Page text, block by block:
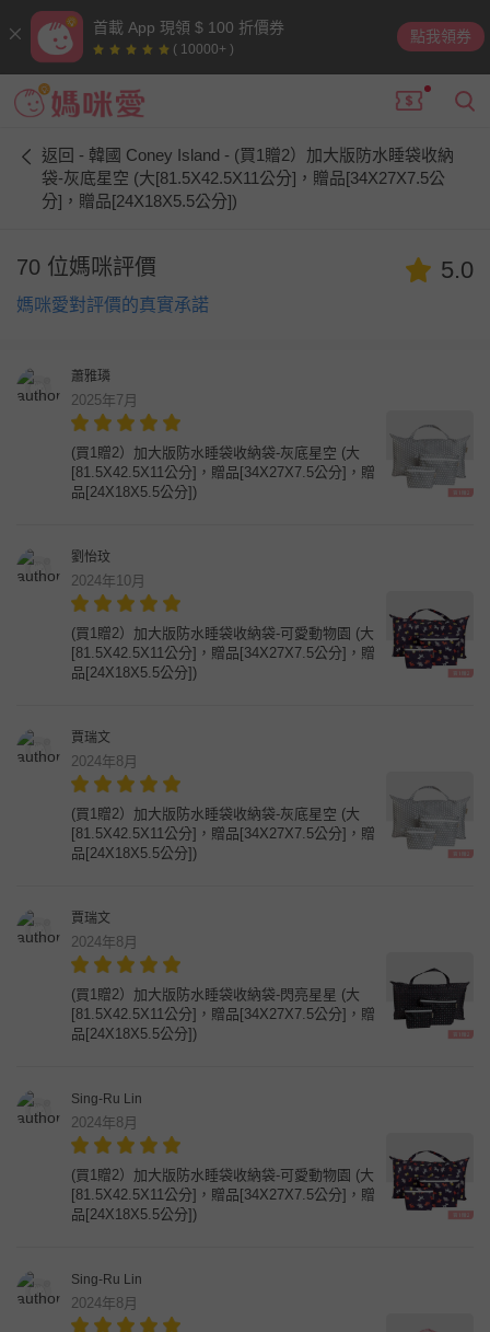
首載 App 現領 $ 100 折價券
( 10000+ )
點我領券
返回 - 韓國 Coney Island - (買1贈2）加大版防水睡袋收納
袋-灰底星空 (大[81.5X42.5X11公分]，贈品[34X27X7.5公
分]，贈品[24X18X5.5公分])
70 位媽咪評價
媽咪愛對評價的真實承諾
5.0
蕭雅璘
2025年7月
(買1贈2）加大版防水睡袋收納袋-灰底星空 (大
[81.5X42.5X11公分]，贈品[34X27X7.5公分]，贈
品[24X18X5.5公分])
劉怡玟
2024年10月
(買1贈2）加大版防水睡袋收納袋-可愛動物園 (大
[81.5X42.5X11公分]，贈品[34X27X7.5公分]，贈
品[24X18X5.5公分])
賈瑞文
2024年8月
(買1贈2）加大版防水睡袋收納袋-灰底星空 (大
[81.5X42.5X11公分]，贈品[34X27X7.5公分]，贈
品[24X18X5.5公分])
賈瑞文
2024年8月
(買1贈2）加大版防水睡袋收納袋-閃亮星星 (大
[81.5X42.5X11公分]，贈品[34X27X7.5公分]，贈
品[24X18X5.5公分])
Sing-Ru Lin
2024年8月
(買1贈2）加大版防水睡袋收納袋-可愛動物園 (大
[81.5X42.5X11公分]，贈品[34X27X7.5公分]，贈
品[24X18X5.5公分])
Sing-Ru Lin
2024年8月